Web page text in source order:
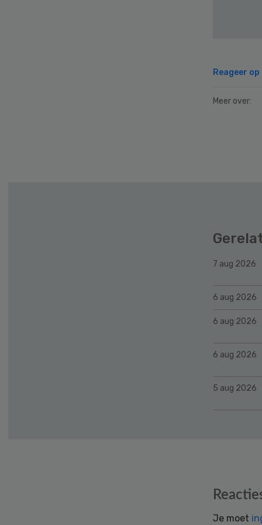
Reageer
Meer over:
7 aug 2026
6 aug 2026
6 aug 2026
6 aug 2026
5 aug 2026
Je moet